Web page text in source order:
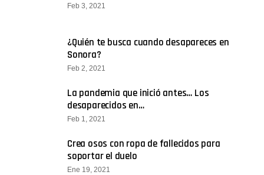
Feb 3, 2021
¿Quién te busca cuando desapareces en
Sonora?
Feb 2, 2021
La pandemia que inició antes… Los
desaparecidos en…
Feb 1, 2021
Crea osos con ropa de fallecidos para
soportar el duelo
Ene 19, 2021